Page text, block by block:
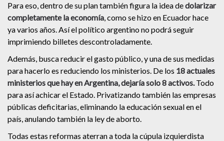
Para eso, dentro de su plan también figura la idea dedolarizar
completamente la economía, como se hizo en Ecuador hace
ya varios años. Así el político argentino no podrá seguir
imprimiendo billetes descontroladamente.
Además, busca reducir el gasto público, y una de sus medidas
para hacerlo es reduciendo los ministerios. De los 18 actuales
ministerios que hay en Argentina, dejaría solo 8 activos.Todo
para así achicar el Estado. Privatizando también las empresas
públicas deficitarias, eliminando la educación sexual en el
país, anulando también la ley de aborto.
Todas estas reformas aterran a toda la cúpula izquierdista